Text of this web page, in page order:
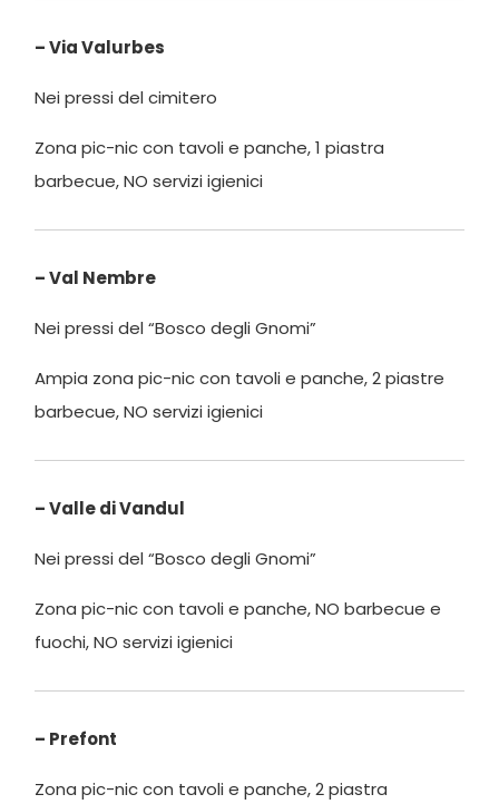
– Via Valurbes
Nei pressi del cimitero
Zona pic-nic con tavoli e panche, 1 piastra
barbecue, NO servizi igienici
– Val Nembre
Nei pressi del “Bosco degli Gnomi”
Ampia zona pic-nic con tavoli e panche, 2 piastre
barbecue, NO servizi igienici
– Valle di Vandul
Nei pressi del “Bosco degli Gnomi”
Zona pic-nic con tavoli e panche, NO barbecue e
fuochi, NO servizi igienici
– Prefont
Zona pic-nic con tavoli e panche, 2 piastra